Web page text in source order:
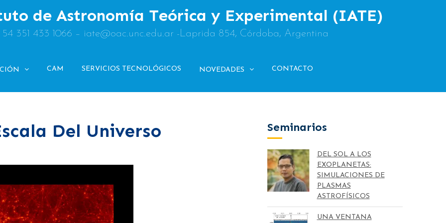
de Astronomía Teórica y Experimental (IATE)
54 351 433 1066 – iate@oac.unc.edu.ar -Laprida 854, Córdoba, Argentina
CAM SERVICIOS TECNOLÓGICOS NOVEDADES CONTACTO
Del Universo Seminarios
DEL SOL A LOS
EXOPLANETAS:
SIMULACIONES DE
PLASMAS
ASTROFÍSICOS
UNA VENTANA